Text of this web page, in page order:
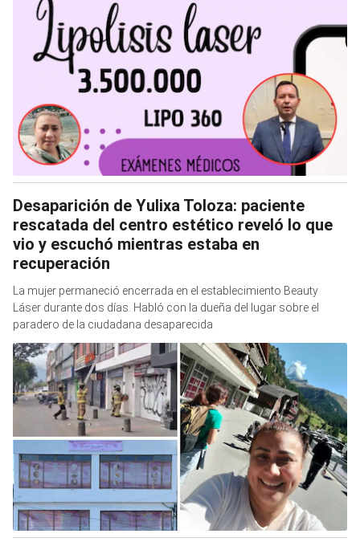
Desaparición de Yulixa Toloza: paciente
rescatada del centro estético reveló lo que
vio y escuchó mientras estaba en
recuperación
La mujer permaneció encerrada en el establecimiento Beauty
Láser durante dos días. Habló con la dueña del lugar sobre el
paradero de la ciudadana desaparecida